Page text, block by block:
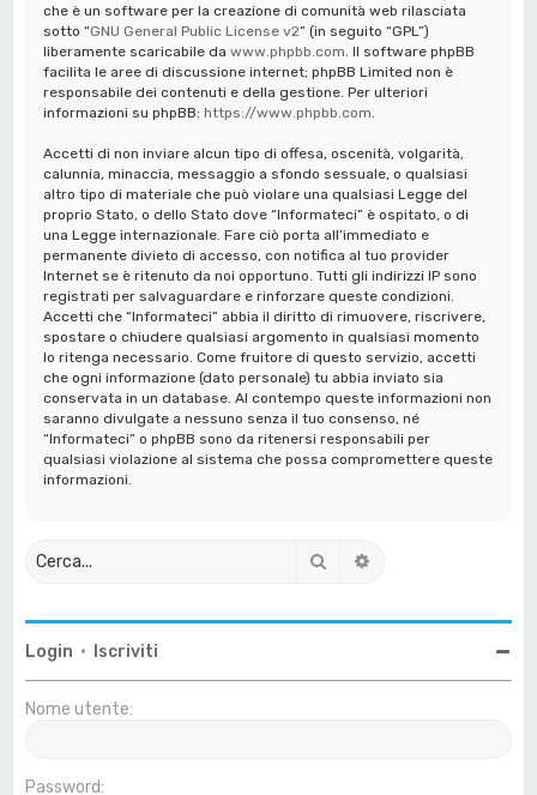
che è un software per la creazione di comunità web rilasciata
sotto “GNU General Public License v2” (in seguito “GPL”)
liberamente scaricabile dawww.phpbb.com . Il software phpBB
facilita le aree di discussione internet; phpBB Limited non è
responsabile dei contenuti e della gestione. Per ulteriori
informazioni su phpBB: https://www.phpbb.com
Accetti di non inviare alcun tipo di offesa, oscenità, volgarità,
calunnia, minaccia, messaggio a sfondo sessuale, o qualsiasi
altro tipo di materiale che può violare una qualsiasi Legge del
proprio Stato, o dello Stato dove “Informateci” è ospitato, o di
una Legge internazionale. Fare ciò porta all’immediato e
permanente divieto di accesso, con notifica al tuo provider
Internet se è ritenuto da noi opportuno. Tutti gli indirizzi IP sono
registrati per salvaguardare e rinforzare queste condizioni.
Accetti che “Informateci” abbia il diritto di rimuovere, riscrivere,
spostare o chiudere qualsiasi argomento in qualsiasi momento
lo ritenga necessario. Come fruitore di questo servizio, accetti
che ogni informazione (dato personale) tu abbia inviato sia
conservata in un database. Al contempo queste informazioni non
saranno divulgate a nessuno senza il tuo consenso, né
“Informateci” o phpBB sono da ritenersi responsabili per
qualsiasi violazione al sistema che possa compromettere queste
informazioni.
Cerca
Login • Iscriviti
Nome utente:
Password: